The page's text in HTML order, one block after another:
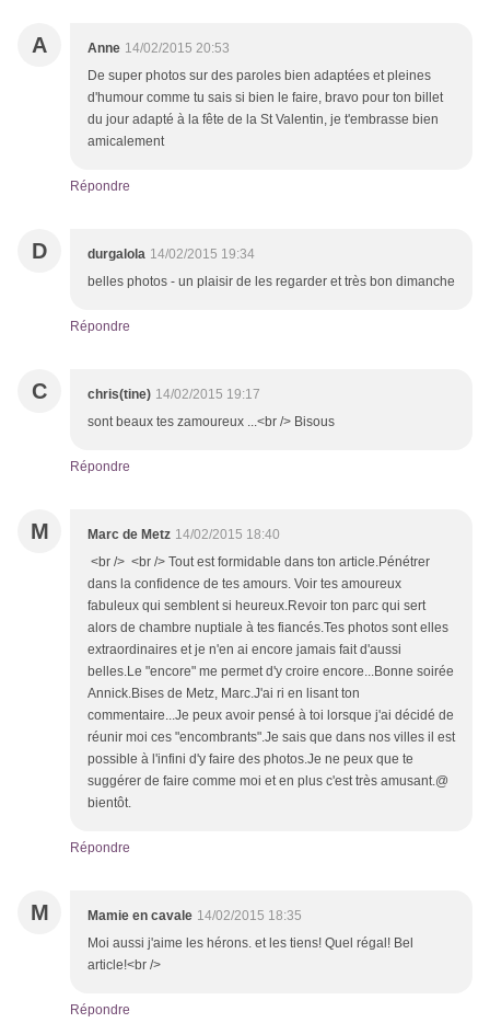
A Anne 14/02/2015 20:53
De super photos sur des paroles bien adaptées et pleines
d'humour comme tu sais si bien le faire, bravo pour ton billet
du jour adapté à la fête de la St Valentin, je t'embrasse bien
amicalement
Répondre
D durgalola 14/02/2015 19:34
belles photos - un plaisir de les regarder et très bon dimanche
Répondre
C chris(tine) 14/02/2015 19:17
sont beaux tes zamoureux ...<br /> Bisous
Répondre
M Marc de Metz 14/02/2015 18:40
<br /> <br /> Tout est formidable dans ton article.Pénétrer
dans la confidence de tes amours. Voir tes amoureux
fabuleux qui semblent si heureux.Revoir ton parc qui sert
alors de chambre nuptiale à tes fiancés.Tes photos sont elles
extraordinaires et je n'en ai encore jamais fait d'aussi
belles.Le "encore" me permet d'y croire encore...Bonne soirée
Annick.Bises de Metz, Marc.J'ai ri en lisant ton
commentaire...Je peux avoir pensé à toi lorsque j'ai décidé de
réunir moi ces "encombrants".Je sais que dans nos villes il est
possible à l'infini d'y faire des photos.Je ne peux que te
suggérer de faire comme moi et en plus c'est très amusant.@
bientôt.
Répondre
M Mamie en cavale 14/02/2015 18:35
Moi aussi j'aime les hérons. et les tiens! Quel régal! Bel
article!<br />
Répondre